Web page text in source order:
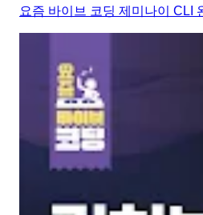
요즘 바이브 코딩 제미나이 CLI